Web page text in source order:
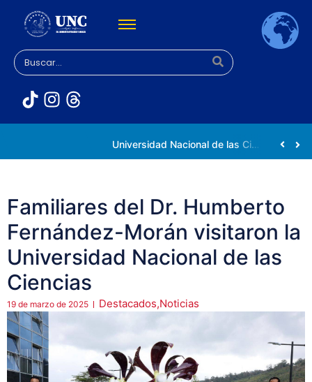
Universidad Nacional de las Ciencias impulsa vocaciones científicas en la Expoferia de Oportunidades de Estudio 2026
Familiares del Dr. Humberto
Fernández-Morán visitaron la
Universidad Nacional de las
Ciencias
19 de marzo de 2025 Destacados,Noticias